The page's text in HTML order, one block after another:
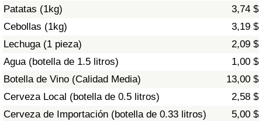
Patatas (1kg)
3,74 $
Cebollas (1kg)
3,19 $
Lechuga (1 pieza)
2,09 $
Agua (botella de 1.5 litros)
1,00 $
Botella de Vino (Calidad Media)
13,00 $
Cerveza Local (botella de 0.5 litros)
2,58 $
Cerveza de Importación (botella de 0.33 litros)
5,00 $
Índice de Contaminación por País
Tráfico
Índice de Tráfico
Índice de Tráfico (Actual)